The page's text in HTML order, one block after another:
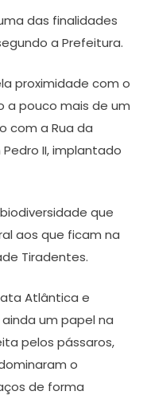
das finalidades
a Prefeitura.
proximidade com o
a pouco mais de um
com a Rua da
II, implantado
que
aos que ficam na
Tiradentes.
Atlântica e
um papel na
pelos pássaros,
o
de forma